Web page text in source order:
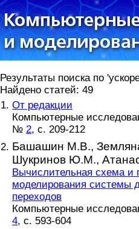
Результаты поиска по
Найдено статей: 49
От редакции
Компьютерные
№ 2, с. 209-212
Башашин М.В.,
Шукринов Ю.М.,
Вычислительная схема и
моделирования системы
переходов
Компьютерные
4, с. 593-604